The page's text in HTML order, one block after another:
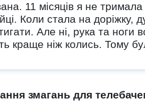
11 місяців я не
Коли стала на
Але ні, рука та ноги
краще ніж колись. Тому
змагань для